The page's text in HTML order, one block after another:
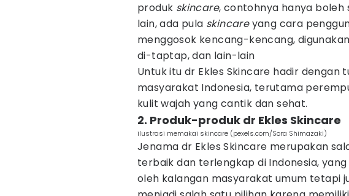
produk skincare, contohnya hanya boleh
lain, ada pula skincareyang cara
menggosok kencang-kencang,
di-taptap, dan lain-lain
Untuk itu dr Ekles Skincare hadir dengan
masyarakat Indonesia, terutama
kulit wajah yang cantik dan sehat.
2. Produk-produk dr Ekles Skincare
ilustrasi memakai skincare (pexels.com/Sora Shimazaki)
Jenama dr Ekles Skincare merupakan
terbaik dan terlengkap di Indonesia,
oleh kalangan masyarakat umum tetapi